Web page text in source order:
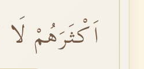
اَكْثَرَهُمْ